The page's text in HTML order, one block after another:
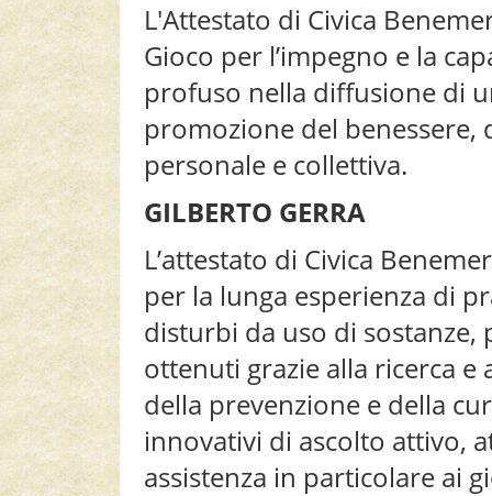
L'Attestato di Civica
Gioco per l’impegno e la
profuso nella diffusione di
promozione del benessere,
personale e collettiva.
GILBERTO GERRA
L’attestato di Civica
per la lunga esperienza di
disturbi da uso di
ottenuti grazie alla ricerca e
della prevenzione e della
innovativi di ascolto attivo,
assistenza in particolare ai